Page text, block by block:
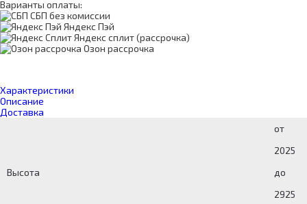
Варианты оплаты:
СБП без комиссии
Яндекс Пэй
Яндекс сплит (рассрочка)
Озон рассрочка
Характеристики
Описание
Доставка
Высота
от
2025
до
2925